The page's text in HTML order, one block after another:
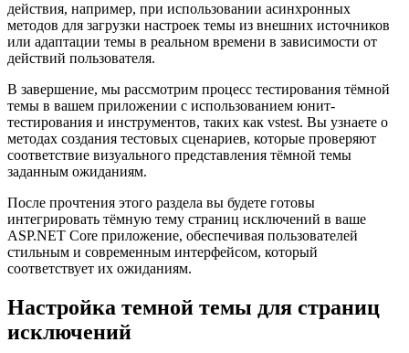
действия, например, при использовании асинхронных
методов для загрузки настроек темы из внешних источников
или адаптации темы в реальном времени в зависимости от
действий пользователя.
В завершение, мы рассмотрим процесс тестирования тёмной
темы в вашем приложении с использованием юнит-
тестирования и инструментов, таких как vstest. Вы узнаете о
методах создания тестовых сценариев, которые проверяют
соответствие визуального представления тёмной темы
заданным ожиданиям.
После прочтения этого раздела вы будете готовы
интегрировать тёмную тему страниц исключений в ваше
ASP.NET Core приложение, обеспечивая пользователей
стильным и современным интерфейсом, который
соответствует их ожиданиям.
Настройка темной темы для страниц
исключений